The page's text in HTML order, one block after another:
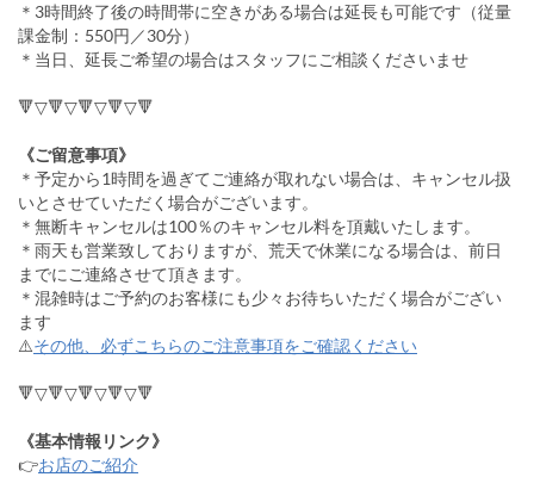
＊3時間終了後の時間帯に空きがある場合は延長も可能です（従量
課金制：550円／30分）
＊当日、延長ご希望の場合はスタッフにご相談くださいませ
🔻▽🔻▽🔻▽🔻▽🔻
《ご留意事項》
＊予定から1時間を過ぎてご連絡が取れない場合は、キャンセル扱
いとさせていただく場合がございます。
＊無断キャンセルは100％のキャンセル料を頂戴いたします。
＊雨天も営業致しておりますが、荒天で休業になる場合は、前日
までにご連絡させて頂きます。
＊混雑時はご予約のお客様にも少々お待ちいただく場合がござい
ます
⚠️その他、必ずこちらのご注意事項をご確認ください
🔻▽🔻▽🔻▽🔻▽🔻
《基本情報リンク》
👉お店のご紹介